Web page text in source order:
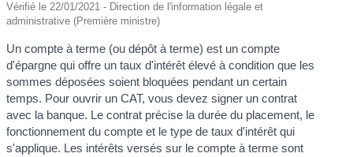
Vérifié le 22/01/2021 - Direction de l'information légale et
administrative (Première ministre)
Un compte à terme (ou dépôt à terme) est un compte
d'épargne qui offre un taux d'intérêt élevé à condition que les
sommes déposées soient bloquées pendant un certain
temps. Pour ouvrir un CAT, vous devez signer un contrat
avec la banque. Le contrat précise la durée du placement, le
fonctionnement du compte et le type de taux d'intérêt qui
s'applique. Les intérêts versés sur le compte à terme sont